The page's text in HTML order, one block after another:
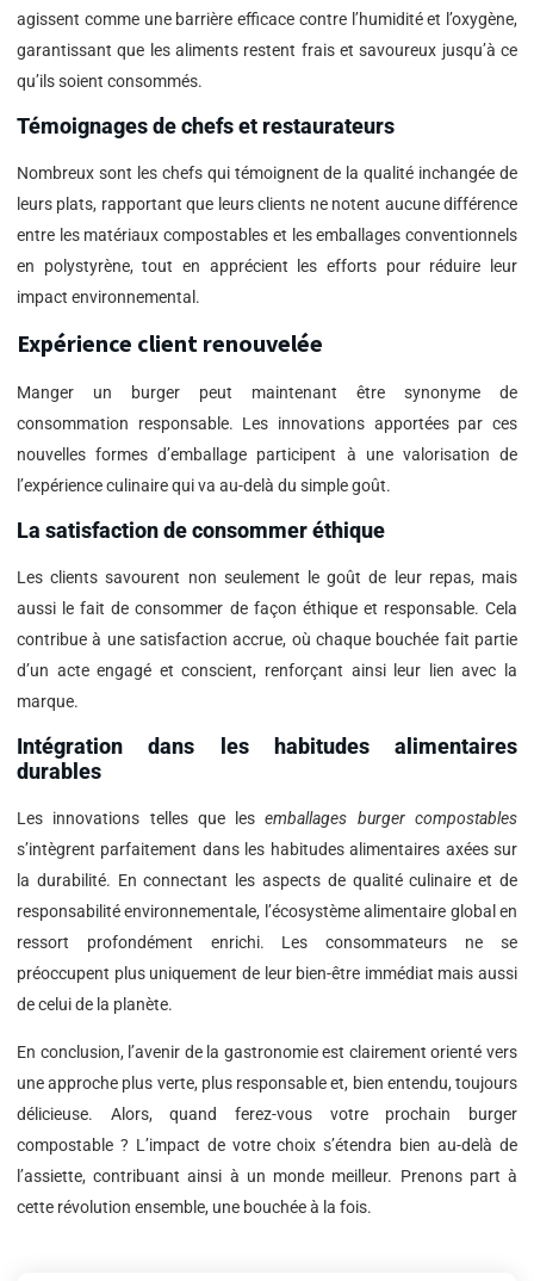
agissent comme une barrière efficace contre l’humidité et l’oxygène,
garantissant que les aliments restent frais et savoureux jusqu’à ce
qu’ils soient consommés.
Témoignages de chefs et restaurateurs
Nombreux sont les chefs qui témoignent de la qualité inchangée de
leurs plats, rapportant que leurs clients ne notent aucune différence
entre les matériaux compostables et les emballages conventionnels
en polystyrène, tout en apprécient les efforts pour réduire leur
impact environnemental.
Expérience client renouvelée
Manger un burger peut maintenant être synonyme de
consommation responsable. Les innovations apportées par ces
nouvelles formes d’emballage participent à une valorisation de
l’expérience culinaire qui va au-delà du simple goût.
La satisfaction de consommer éthique
Les clients savourent non seulement le goût de leur repas, mais
aussi le fait de consommer de façon éthique et responsable. Cela
contribue à une satisfaction accrue, où chaque bouchée fait partie
d’un acte engagé et conscient, renforçant ainsi leur lien avec la
marque.
Intégration dans les habitudes alimentaires
durables
Les innovations telles que lesemballages burger compostables
s’intègrent parfaitement dans les habitudes alimentaires axées sur
la durabilité. En connectant les aspects de qualité culinaire et de
responsabilité environnementale, l’écosystème alimentaire global en
ressort profondément enrichi. Les consommateurs ne se
préoccupent plus uniquement de leur bien-être immédiat mais aussi
de celui de la planète.
En conclusion, l’avenir de la gastronomie est clairement orienté vers
une approche plus verte, plus responsable et, bien entendu, toujours
délicieuse. Alors, quand ferez-vous votre prochain burger
compostable ? L’impact de votre choix s’étendra bien au-delà de
l’assiette, contribuant ainsi à un monde meilleur. Prenons part à
cette révolution ensemble, une bouchée à la fois.